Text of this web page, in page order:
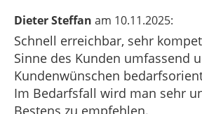
Dieter Steffan am 10.11.2025:
Schnell erreichbar, sehr
Sinne des Kunden umfassend
Kundenwünschen
Im Bedarfsfall wird man sehr
Bestens zu empfehlen.